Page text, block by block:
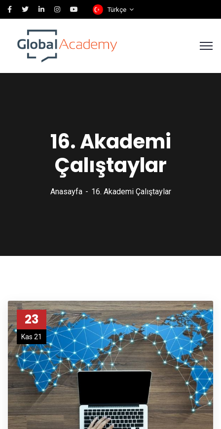
Türkçe
16. Akademi
Çalıştaylar
Anasayfa 16. Akademi Çalıştaylar
23
Kas 21